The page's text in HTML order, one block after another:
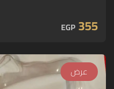
355
EGP
عرض